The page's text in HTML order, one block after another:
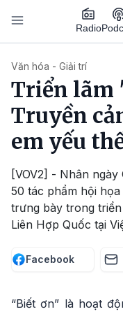
Nhảy đến nội dung
Radio
Văn hóa - Giải trí
Triển lãm
Truyền
em yếu
[VOV2] - Nhân
50 tác phẩm hội
trưng bày trong
Liên Hợp Quốc tại
Facebook
“Biết ơn” là hoạt